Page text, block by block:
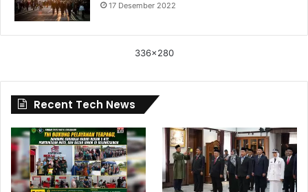
17 Desember 2022
336x280
Recent Tech News